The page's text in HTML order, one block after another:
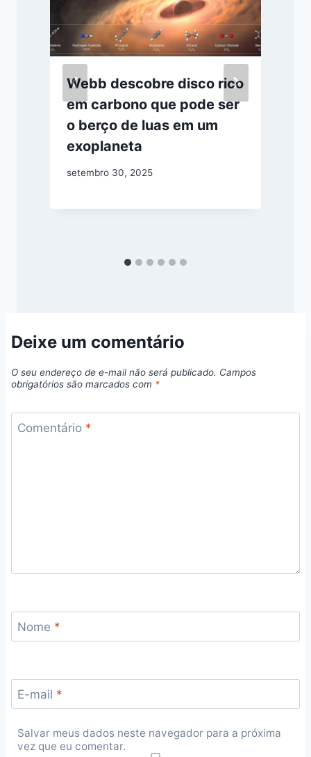
Webb descobre disco rico
em carbono que pode ser
o berço de luas em um
exoplaneta
setembro 30, 2025
Deixe um comentário
O seu endereço de e-mail não será publicado. Campos
obrigatórios são marcados com *
Comentário *
Nome *
E-mail *
Salvar meus dados neste navegador para a próxima
vez que eu comentar.